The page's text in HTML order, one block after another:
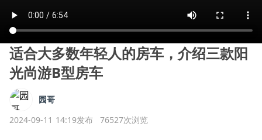
适合大多数年轻人的房车，介绍三款阳
光尚游B型房车
园哥
2024-09-11 14:19发布
76527次浏览